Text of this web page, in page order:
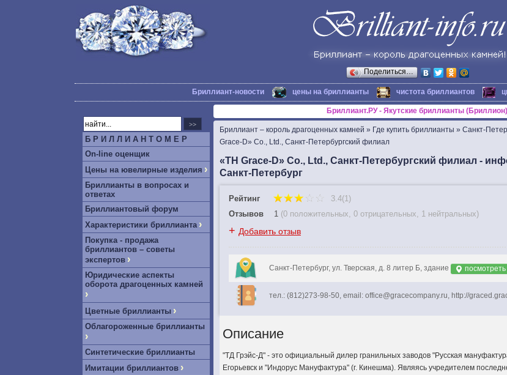
Поделиться…
Бриллиант-новости цены на бриллианты чистота бриллиантов
Б Р И Л Л И А Н Т О М Е Р
On-line оценщик
Цены на ювелирные изделия ›
Бриллианты в вопросах и
ответах
Бриллиантовый форум
Характеристики бриллианта ›
Покупка - продажа
бриллиантов – советы
экспертов ›
Юридические аспекты
оборота драгоценных камней
›
Цветные бриллианты ›
Облагороженные бриллианты
›
Синтетические бриллианты
Имитации бриллиантов ›
Бриллиант.РУ - Якутские бриллианты (Бриллион)
Бриллиант – король драгоценных камней » Где купить бриллианты » Санкт-
Grace-D» Co., Ltd., Санкт-Петербургский филиал
«TH Grace-D» Co., Ltd., Санкт-Петербургский филиал -
Санкт-Петербург
Рейтинг
3.4(1)
Отзывов
1 (0 положительных, 0 отрицательных, 1 нейтральных)
+ Добавить отзыв
Санкт-Петербург, ул. Тверская, д. 8 литер Б, здание посмотреть
тел.: (812)273-98-50, email: office@gracecompany.ru, http://
Описание
"ТД Грэйс-Д" - это официальный дилер гранильных заводов "Русская
Егорьевск и "Индорус Мануфактура" (г. Кинешма). Являясь учредителем